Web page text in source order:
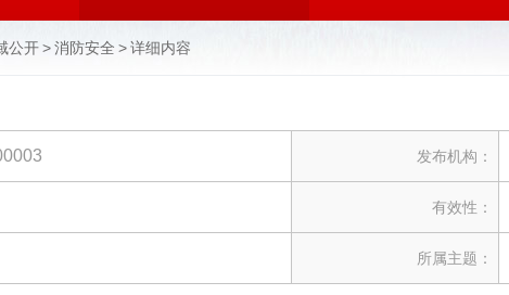
公开>消防安全 >详细内容
发布机构：
有效性：
所属主题：